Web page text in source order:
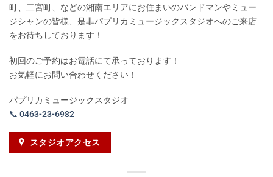
町、二宮町、などの湘南エリアにお住まいのバンドマンやミュー
ジシャンの皆様、是非パプリカミュージックスタジオへのご来店
をお待ちしております！
初回のご予約はお電話にて承っております！
お気軽にお問い合わせください！
パプリカミュージックスタジオ
📞 0463-23-6982
スタジオアクセス